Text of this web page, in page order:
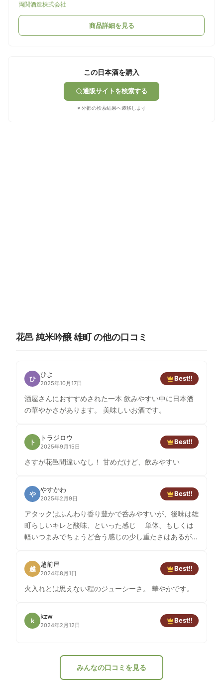
両関酒造株式会社
商品詳細を見る
この日本酒を購入
通販サイトを検索する
※ 外部の検索結果へ遷移します
花邑 純米吟醸 雄町 の他の口コミ
ひ
ひよ
2025年10月17日
Best!!
酒屋さんにおすすめされた一本 飲みやすい中に日本酒
の華やかさがあります。 美味しいお酒です。
ト
トラジロウ
2025年9月15日
Best!!
さすが花邑間違いなし！ 甘めだけど、飲みやすい
や
やすかわ
2025年2月9日
Best!!
アタックはふんわり香り豊かで呑みやすいが、後味は雄
町らしいキレと酸味、といった感じ 単体、もしくは
軽いつまみでちょうど合う感じの少し重たさはあるが、
越
越前屋
2024年8月1日
Best!!
火入れとは思えない程のジューシーさ。 華やかです。
k
kzw
2024年2月12日
Best!!
みんなの口コミを見る